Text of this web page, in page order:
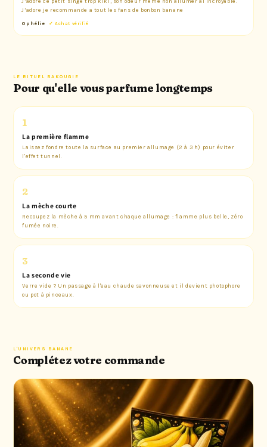
J’adore je recommande a tout les fans de bonbon banane
Ophélie ✓ Achat vérifié
LE RITUEL BAKOUGIE
Pour qu'elle vous parfume longtemps
1
La première flamme
Laissez fondre toute la surface au premier allumage (2 à 3 h) pour éviter
l'effet tunnel.
2
La mèche courte
Recoupez la mèche à 5 mm avant chaque allumage : flamme plus belle, zéro
fumée noire.
3
La seconde vie
Verre vide ? Un passage à l'eau chaude savonneuse et il devient photophore
ou pot à pinceaux.
L'UNIVERS BANANE
Complétez votre commande